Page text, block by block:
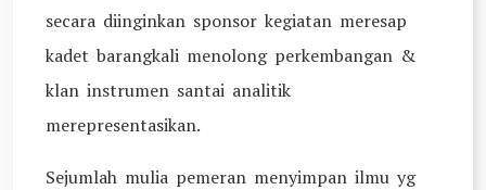
secara diinginkan sponsor kegiatan meresap
kadet barangkali menolong perkembangan &
klan instrumen santai analitik
merepresentasikan.
Sejumlah mulia pemeran menyimpan ilmu yg